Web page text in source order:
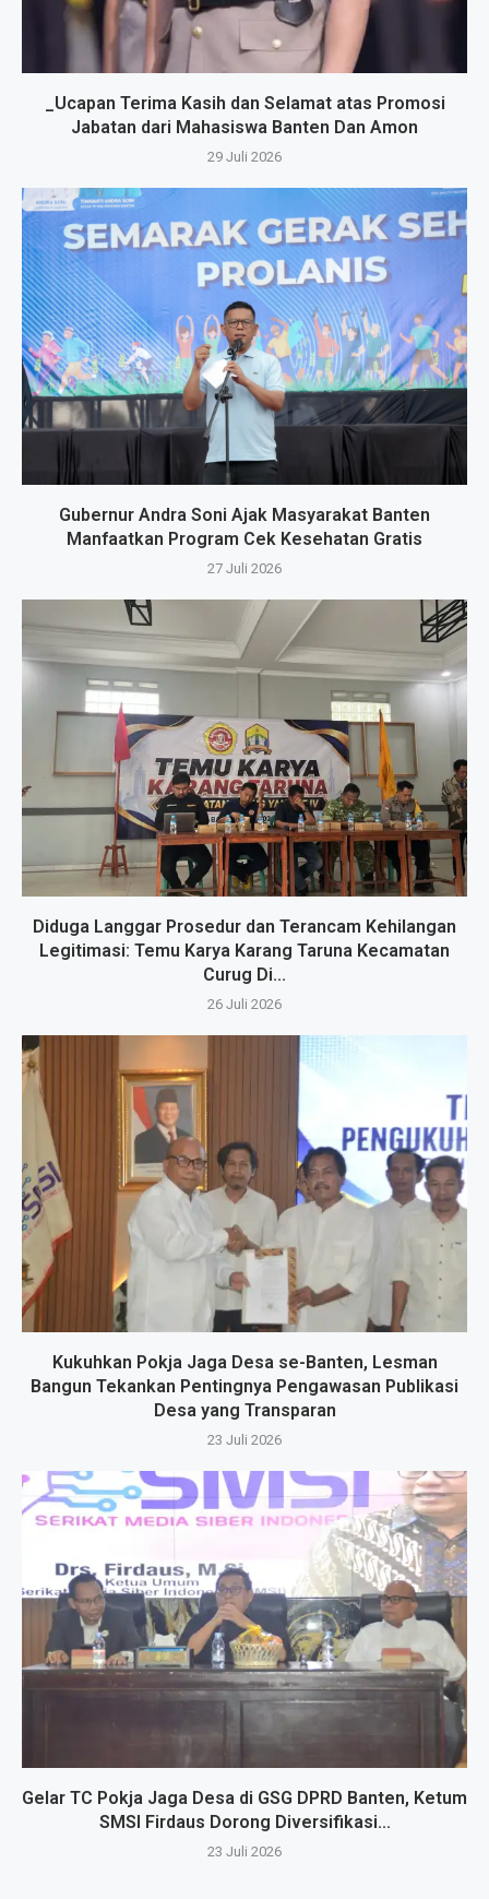
_Ucapan Terima Kasih dan Selamat atas Promosi
Jabatan dari Mahasiswa Banten Dan Amon
29 Juli 2026
Gubernur Andra Soni Ajak Masyarakat Banten
Manfaatkan Program Cek Kesehatan Gratis
27 Juli 2026
Diduga Langgar Prosedur dan Terancam Kehilangan
Legitimasi: Temu Karya Karang Taruna Kecamatan
Curug Di...
26 Juli 2026
Kukuhkan Pokja Jaga Desa se-Banten, Lesman
Bangun Tekankan Pentingnya Pengawasan Publikasi
Desa yang Transparan
23 Juli 2026
Gelar TC Pokja Jaga Desa di GSG DPRD Banten, Ketum
SMSI Firdaus Dorong Diversifikasi...
23 Juli 2026